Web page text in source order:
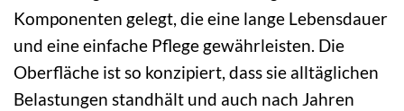
Komponenten gelegt, die eine lange Lebensdauer
und eine einfache Pflege gewährleisten. Die
Oberfläche ist so konzipiert, dass sie alltäglichen
Belastungen standhält und auch nach Jahren